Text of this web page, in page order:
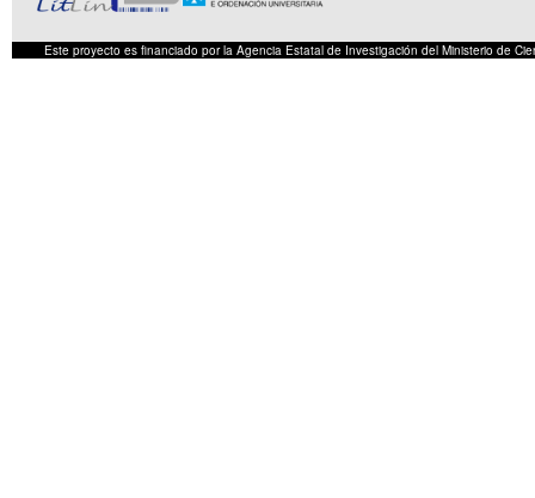
Este proyecto es financiado por la Agencia Estatal de Investigación del Ministerio de